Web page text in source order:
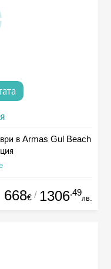
в Armas Gul Beach
668€ / 1306.49
лв.